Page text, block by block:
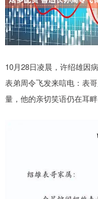
10月28日凌晨，许绍雄因
表弟周令飞发来唁电：表
量，他的亲切笑语仍在耳